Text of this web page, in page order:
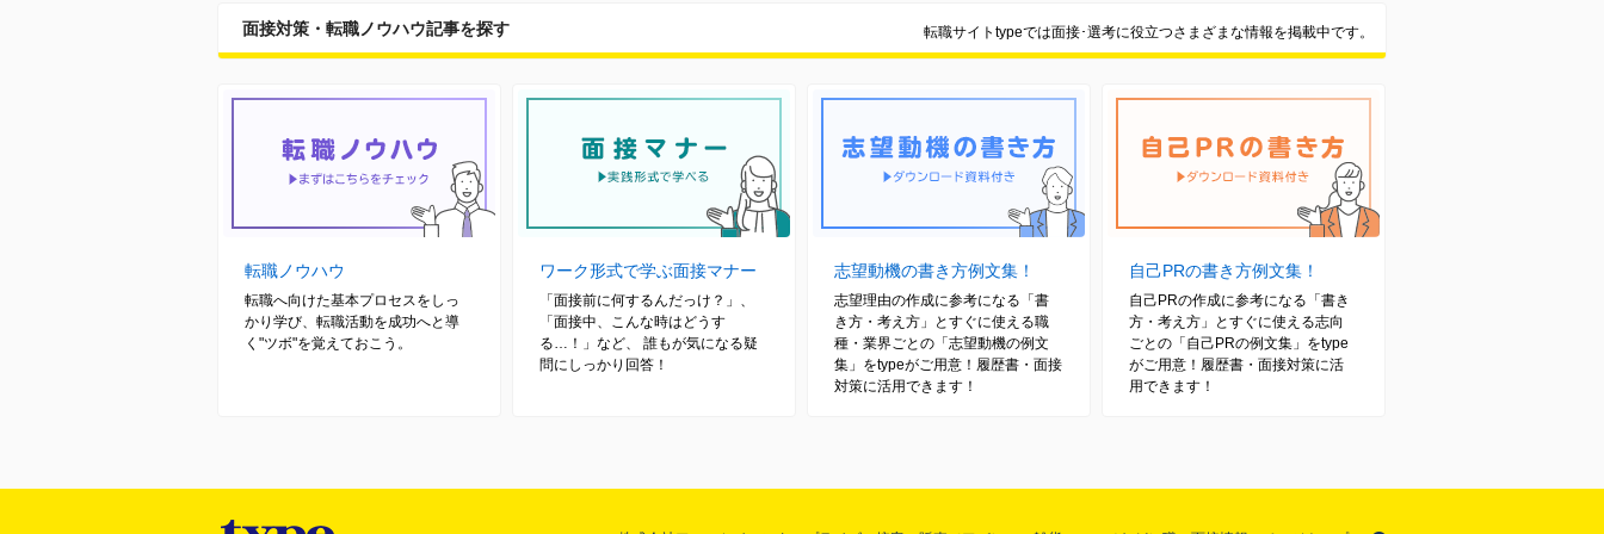
面接対策・転職ノウハウ記事を探す 転職サイトtypeでは面接･選考に役立つさまざまな情報を掲載中です。
転職ノウハウ
転職へ向けた基本プロセスをしっ
かり学び、転職活動を成功へと導
く"ツボ"を覚えておこう。
ワーク形式で学ぶ面接マナー
「面接前に何するんだっけ？」、
「面接中、こんな時はどうす
る…！」など、 誰もが気になる疑
問にしっかり回答！
志望動機の書き方例文集！
志望理由の作成に参考になる「書
き方・考え方」とすぐに使える職
種・業界ごとの「志望動機の例文
集」をtypeがご用意！履歴書・面接
対策に活用できます！
自己PRの書き方例文集！
自己PRの作成に参考になる「書き
方・考え方」とすぐに使える志向
ごとの「自己PRの例文集」をtype
がご用意！履歴書・面接対策に活
用できます！